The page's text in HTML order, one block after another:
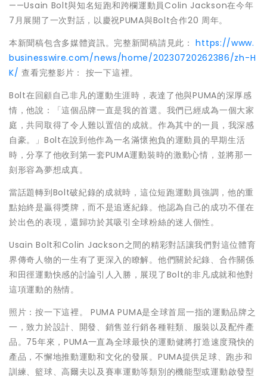
——Usain Bolt與知名短跑和跨欄運動員Colin Jackson在今年
7月展開了一次對話，以慶祝PUMA與Bolt合作20 周年。
本新聞稿包含多媒體資訊。完整新聞稿請見此：https://www.
businesswire.com/news/home/20230720262386/zh-H
K/ 查看完整影片： 按一下這裡。
Bolt在回顧自己非凡的運動生涯時，表達了他與PUMA的深厚感
情，他說：「這個品牌一直是我的首選。我們已經成為一個大家
庭，共同取得了令人難以置信的成就。作為其中的一員，我深感
自豪。」Bolt在說到他作為一名滿懷抱負的運動員的早期生活
時，分享了他收到第一套PUMA運動裝時的激動心情，並將那一
刻形容為夢想成真。
當話題轉到Bolt破紀錄的成就時，這位短跑運動員強調，他的重
點始終是贏得獎牌，而不是追逐紀錄。他認為自己的成功不僅在
於出色的表現，還歸功於其吸引全球粉絲的迷人個性。
Usain Bolt和Colin Jackson之間的精彩對話讓我們對這位體育
界傳奇人物的一生有了更深入的瞭解。他們關於紀錄、合作關係
和田徑運動快感的討論引人入勝，展現了Bolt的非凡成就和他對
這項運動的熱情。
照片：按一下這裡。 PUMA PUMA是全球首屈一指的運動品牌之
一，致力於設計、開發、銷售並行銷各種鞋類、服裝以及配件產
品。75年來，PUMA一直為全球最快的運動健將打造速度飛快的
產品，不懈地推動運動和文化的發展。PUMA提供足球、跑步和
訓練、籃球、高爾夫以及賽車運動等類別的機能型或運動啟發型